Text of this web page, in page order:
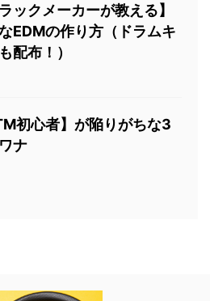
ラックメーカーが教える】
EDMの作り方（ドラムキ
配布！）
初心者】が陥りがちな3
ナ